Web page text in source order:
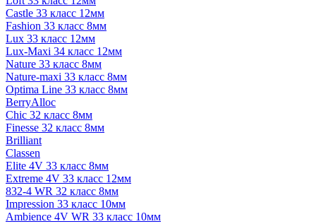
Castle 33 класс 12мм
Fashion 33 класс 8мм
Lux 33 класс 12мм
Lux-Maxi 34 класс 12мм
Nature 33 класс 8мм
Nature-maxi 33 класс 8мм
Optima Line 33 класс 8мм
BerryAlloc
Chic 32 класс 8мм
Finesse 32 класс 8мм
Brilliant
Classen
Elite 4V 33 класс 8мм
Extreme 4V 33 класс 12мм
832-4 WR 32 класс 8мм
Impression 33 класс 10мм
Ambience 4V WR 33 класс 10мм